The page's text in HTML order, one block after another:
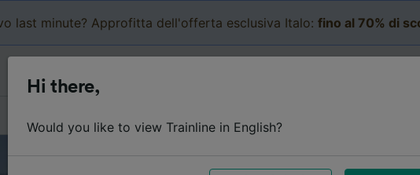
last minute? Approfitta dell'offerta esclusiva Italo: fino al 70% di
Hi there,
Would you like to view Trainline in English?